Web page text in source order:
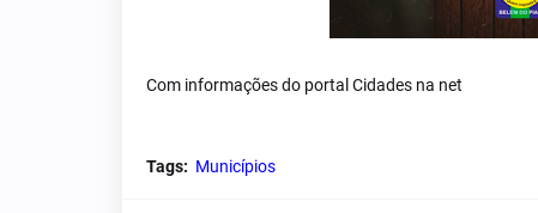
Com informações do portal Cidades na net
Tags: Municípios